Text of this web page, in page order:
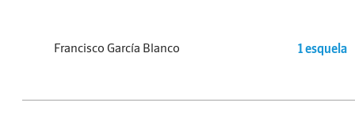
Francisco García Blanco 1 esquela